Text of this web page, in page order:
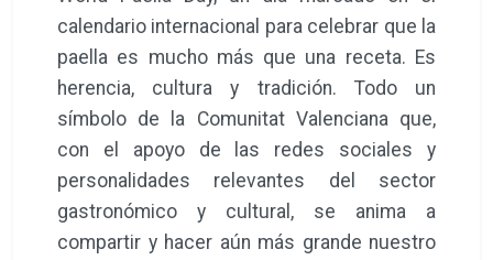
calendario internacional para celebrar que la
paella es mucho más que una receta. Es
herencia, cultura y tradición. Todo un
símbolo de la Comunitat Valenciana que,
con el apoyo de las redes sociales y
personalidades relevantes del sector
gastronómico y cultural, se anima a
compartir y hacer aún más grande nuestro